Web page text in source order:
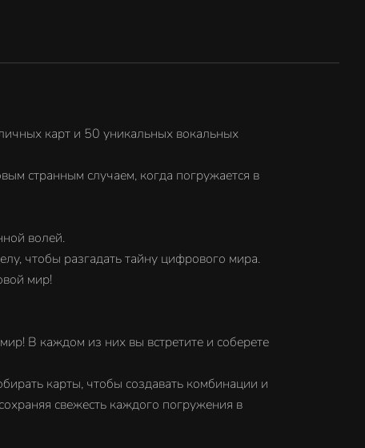
карт и 50 уникальных вокальных
странным случаем, когда погружается в
волей.
чтобы разгадать тайну цифрового мира.
мир!
В каждом из них вы встретите и соберете
карты, чтобы создавать комбинации и
свежесть каждого погружения в